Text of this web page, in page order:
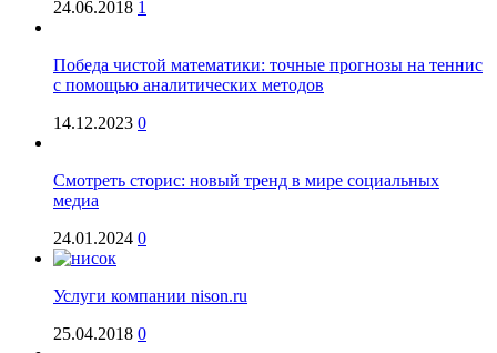
24.06.2018 1
Победа чистой математики: точные прогнозы на теннис
с помощью аналитических методов
14.12.2023 0
Смотреть сторис: новый тренд в мире социальных
медиа
24.01.2024 0
Услуги компании nison.ru
25.04.2018 0